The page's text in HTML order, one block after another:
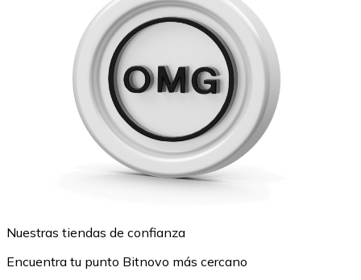
Nuestras tiendas de confianza
Encuentra tu punto Bitnovo más cercano